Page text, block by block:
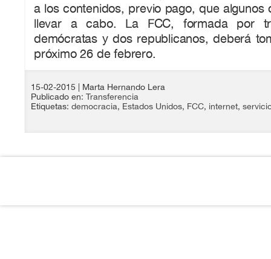
a los contenidos, previo pago, que algunos
llevar a cabo. La FCC, formada por
demócratas y dos republicanos, deberá
próximo 26 de febrero.
15-02-2015
| Marta Hernando Lera
Publicado en: Transferencia
Etiquetas: democracia, Estados Unidos, FCC, internet,